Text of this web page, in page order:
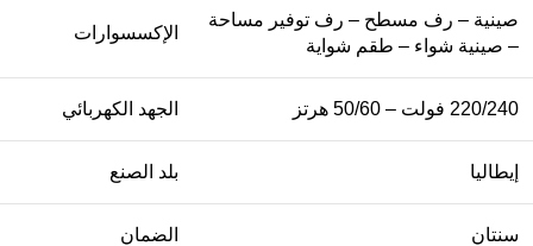
صينية – رف مسطح – رف توفير مساحة
– صينية شواء – طقم شواية
الإكسسوارات
220/240 فولت – 50/60 هرتز الجهد الكهربائي
إيطاليا بلد الصنع
سنتان الضمان